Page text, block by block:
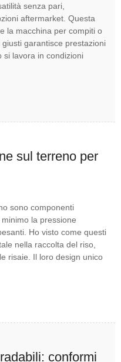
senza pari,
aftermarket. Questa
la macchina per compiti o
garantisce prestazioni
si lavora in condizioni
sul terreno per
sono componenti
la pressione
Ho visto come questi
nella raccolta del riso,
risaie. Il loro design unico
conformi